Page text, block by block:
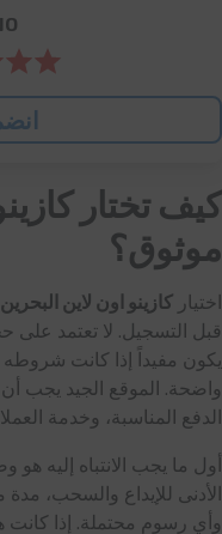
كيف تختار
موثوق؟
اختيار كازينو اون لاين البحرين
قبل التسجيل. لا تعتمد على
يكون مفيداً إذا كانت
واضحة. الموقع الجيد يجب أن
الدفع المناسبة، وخدمة
أول ما يجب الانتباه إليه
الأدنى للإيداع والسحب،
وأي رسوم محتملة. إذا